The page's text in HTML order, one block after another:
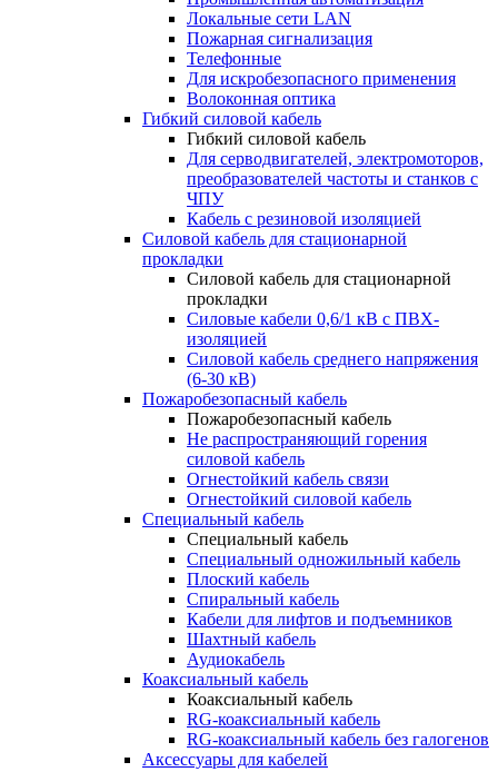
Локальные сети LAN
Пожарная сигнализация
Телефонные
Для искробезопасного применения
Волоконная оптика
Гибкий силовой кабель
Гибкий силовой кабель
Для серводвигателей, электромоторов,
преобразователей частоты и станков с
ЧПУ
Кабель с резиновой изоляцией
Силовой кабель для стационарной
прокладки
Силовой кабель для стационарной
прокладки
Силовые кабели 0,6/1 кВ с ПВХ-
изоляцией
Силовой кабель среднего напряжения
(6-30 кВ)
Пожаробезопасный кабель
Пожаробезопасный кабель
Не распространяющий горения
силовой кабель
Огнестойкий кабель связи
Огнестойкий силовой кабель
Специальный кабель
Специальный кабель
Специальный одножильный кабель
Плоский кабель
Спиральный кабель
Кабели для лифтов и подъемников
Шахтный кабель
Аудиокабель
Коаксиальный кабель
Коаксиальный кабель
RG-коаксиальный кабель
RG-коаксиальный кабель без галогенов
Аксессуары для кабелей